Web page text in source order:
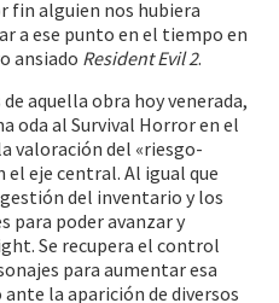
fin alguien nos hubiera
a ese punto en el tiempo en
ansiado Resident Evil 2.
aquella obra hoy venerada,
oda al Survival Horror en el
valoración del «riesgo-
el eje central. Al igual que
del inventario y los
para poder avanzar y
Se recupera el control
para aumentar esa
la aparición de diversos